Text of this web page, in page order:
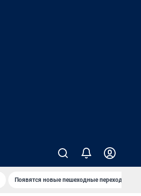
Появятся новые пешеходные переходы